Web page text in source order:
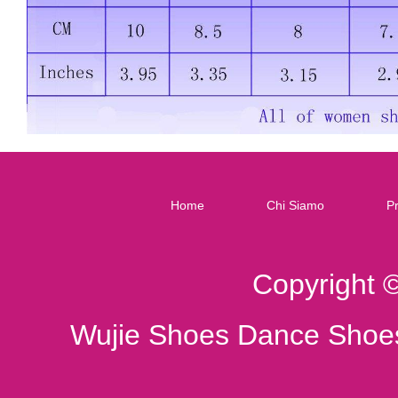
Home Chi Siamo
Copyright
Wujie Shoes Dance